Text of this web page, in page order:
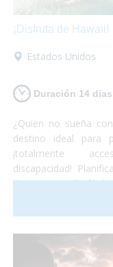
¡Disfruta de Hawaii!
Estados Unidos
Duración 14 dias
¿Quien no sueña
destino ideal para
¡totalmente
discapacidad!
decisiones más
un lugar
experiencia. Todo
¡una experiencia única